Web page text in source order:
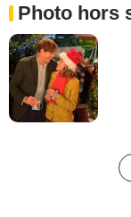
Photo hors